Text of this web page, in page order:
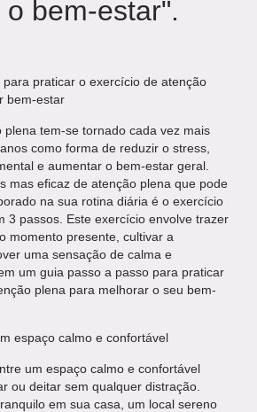
bem-estar".
praticar o exercício de atenção
bem-estar
plena tem-se tornado cada vez mais
como forma de reduzir o stress,
e aumentar o bem-estar geral.
mas eficaz de atenção plena que pode
na sua rotina diária é o exercício
3 passos. Este exercício envolve trazer
momento presente, cultivar a
uma sensação de calma e
um guia passo a passo para praticar
plena para melhorar o seu bem-
espaço calmo e confortável
um espaço calmo e confortável
ou deitar sem qualquer distração.
em sua casa, um local sereno